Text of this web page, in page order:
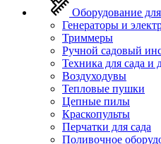
Оборудование
Генераторы и
Триммеры
Ручной садовый
Техника для сада и
Воздуходувы
Тепловые пушки
Цепные пилы
Краскопульты
Перчатки для сада
Поливочное